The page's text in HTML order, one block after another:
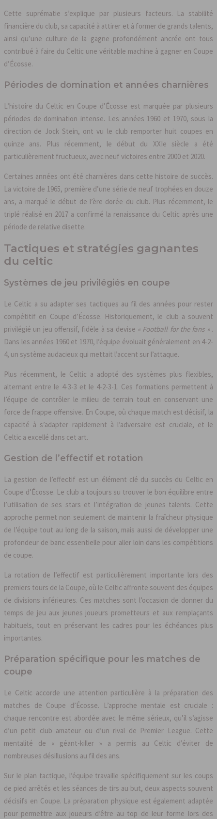
Cette suprématie s’explique par plusieurs facteurs. La stabilité
financière du club, sa capacité à attirer et à former de grands talents,
ainsi qu’une culture de la gagne profondément ancrée ont tous
contribué à faire du Celtic une véritable machine à gagner en Coupe
d’Écosse.
Périodes de domination et années charnières
L’histoire du Celtic en Coupe d’Écosse est marquée par plusieurs
périodes de domination intense. Les années 1960 et 1970, sous la
direction de Jock Stein, ont vu le club remporter huit coupes en
quinze ans. Plus récemment, le début du XXIe siècle a été
particulièrement fructueux, avec neuf victoires entre 2000 et 2020.
Certaines années ont été charnières dans cette histoire de succès.
La victoire de 1965, première d’une série de neuf trophées en douze
ans, a marqué le début de l’ère dorée du club. Plus récemment, le
triplé réalisé en 2017 a confirmé la renaissance du Celtic après une
période de relative disette.
Tactiques et stratégies gagnantes
du celtic
Systèmes de jeu privilégiés en coupe
Le Celtic a su adapter ses tactiques au fil des années pour rester
compétitif en Coupe d’Écosse. Historiquement, le club a souvent
privilégié un jeu offensif, fidèle à sa devise « Football for the fans » .
Dans les années 1960 et 1970, l’équipe évoluait généralement en 4-2-
4, un système audacieux qui mettait l’accent sur l’attaque.
Plus récemment, le Celtic a adopté des systèmes plus flexibles,
alternant entre le 4-3-3 et le 4-2-3-1. Ces formations permettent à
l’équipe de contrôler le milieu de terrain tout en conservant une
force de frappe offensive. En Coupe, où chaque match est décisif, la
capacité à s’adapter rapidement à l’adversaire est cruciale, et le
Celtic a excellé dans cet art.
Gestion de l’effectif et rotation
La gestion de l’effectif est un élément clé du succès du Celtic en
Coupe d’Écosse. Le club a toujours su trouver le bon équilibre entre
l’utilisation de ses stars et l’intégration de jeunes talents. Cette
approche permet non seulement de maintenir la fraîcheur physique
de l’équipe tout au long de la saison, mais aussi de développer une
profondeur de banc essentielle pour aller loin dans les compétitions
de coupe.
La rotation de l’effectif est particulièrement importante lors des
premiers tours de la Coupe, où le Celtic affronte souvent des équipes
de divisions inférieures. Ces matches sont l’occasion de donner du
temps de jeu aux jeunes joueurs prometteurs et aux remplaçants
habituels, tout en préservant les cadres pour les échéances plus
importantes.
Préparation spécifique pour les matches de
coupe
Le Celtic accorde une attention particulière à la préparation des
matches de Coupe d’Écosse. L’approche mentale est cruciale :
chaque rencontre est abordée avec le même sérieux, qu’il s’agisse
d’un petit club amateur ou d’un rival de Premier League. Cette
mentalité de « géant-killer » a permis au Celtic d’éviter de
nombreuses désillusions au fil des ans.
Sur le plan tactique, l’équipe travaille spécifiquement sur les coups
de pied arrêtés et les séances de tirs au but, deux aspects souvent
décisifs en Coupe. La préparation physique est également adaptée
pour permettre aux joueurs d’être au top de leur forme lors des